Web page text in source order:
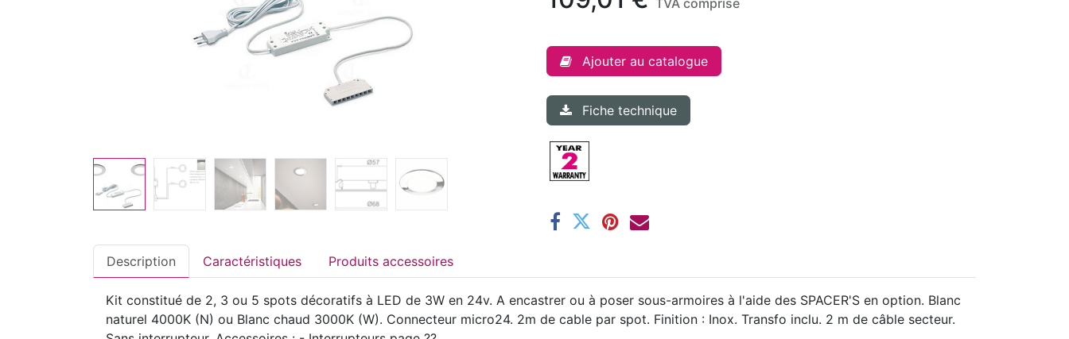
Ajouter au catalogue
Fiche technique
Description Caractéristiques Produits accessoires
Kit constitué de 2, 3 ou 5 spots décoratifs à LED de 3W en 24v. A encastrer ou à poser sous-armoires à l'aide des SPACER'S en option. Blanc
naturel 4000K (N) ou Blanc chaud 3000K (W). Connecteur micro24. 2m de cable par spot. Finition : Inox. Transfo inclu. 2 m de câble secteur.